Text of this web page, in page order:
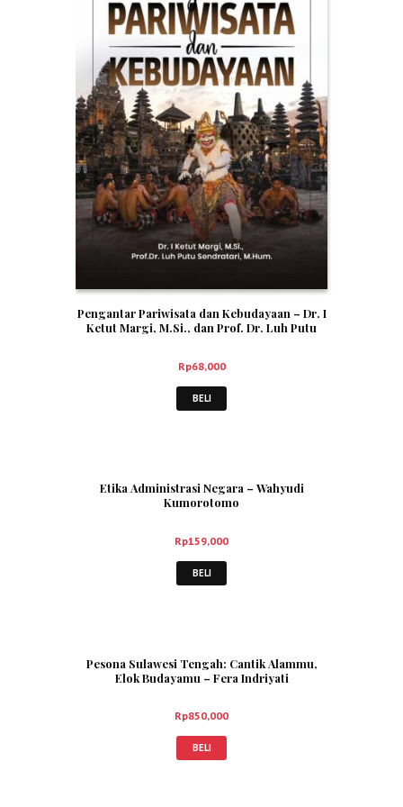
Pengantar Pariwisata dan Kebudayaan – Dr. I
Ketut Margi, M.Si., dan Prof. Dr. Luh Putu
Rp68,000
BELI
Etika Administrasi Negara – Wahyudi
Kumorotomo
Rp159,000
BELI
Pesona Sulawesi Tengah: Cantik Alammu,
Elok Budayamu – Fera Indriyati
Rp850,000
BELI